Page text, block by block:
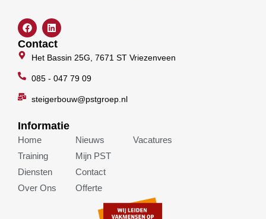
F
a
c
e
b
o
L
i
n
k
e
Contact
Het Bassin 25G, 7671 ST Vriezenveen
085 - 047 79 09
steigerbouw@pstgroep.nl
Informatie
Home
Training
Diensten
Over Ons
Nieuws
Mijn PST
Contact
Offerte
Vacatures